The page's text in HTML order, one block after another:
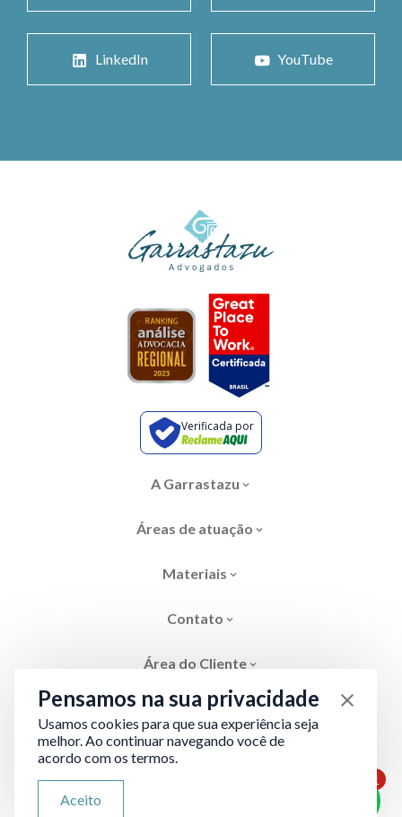
LinkedIn YouTube
Verificada por
A Garrastazu
Áreas de atuação
Materiais
Contato
Área do Cliente
Área restrita 1
Pensamos na sua privacidade
Usamos cookies para que sua experiência seja
melhor. Ao continuar navegando você de
acordo com os termos.
Aceito